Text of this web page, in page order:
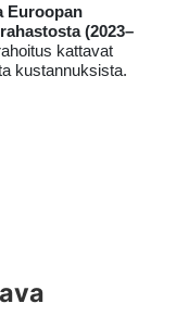
Euroopan
(2023–
kattavat
kustannuksista.